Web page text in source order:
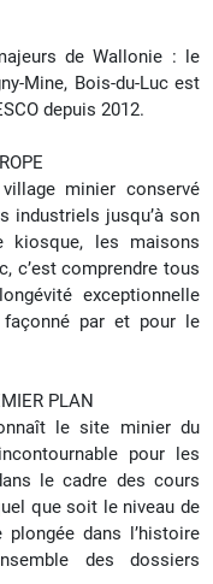
de Wallonie : le
Mine, Bois-du-Luc est
depuis 2012.
minier conservé
industriels jusqu’à son
kiosque, les maisons
c’est comprendre tous
exceptionnelle
façonné par et pour le
PLAN
le site minier du
pour les
le cadre des cours
que soit le niveau de
dans l’histoire
des dossiers